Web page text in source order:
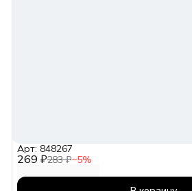
269 ₽283 ₽−5%
Арт: 848267